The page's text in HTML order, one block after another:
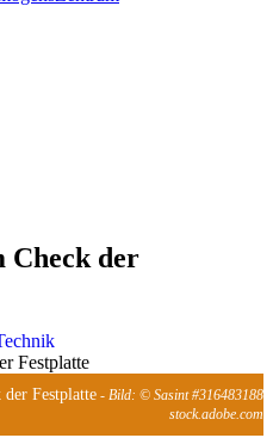
Check der
der Festplatte - Bild: © Sasint #316483188
stock.adobe.com